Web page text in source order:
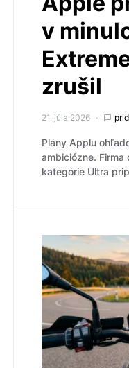
v
zrušil
21. júla 2026
Plány Applu
ambiciózne.
kategórie Ultra